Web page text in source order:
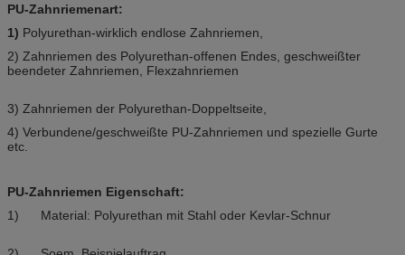
PU-Zahnriemenart:
1) Polyurethan-wirklich endlose Zahnriemen,
2) Zahnriemen des Polyurethan-offenen Endes, geschweißter
beendeter Zahnriemen, Flexzahnriemen
3) Zahnriemen der Polyurethan-Doppeltseite,
4) Verbundene/geschweißte PU-Zahnriemen und spezielle Gurte
etc.
PU-Zahnriemen Eigenschaft:
1) Material: Polyurethan mit Stahl oder Kevlar-Schnur